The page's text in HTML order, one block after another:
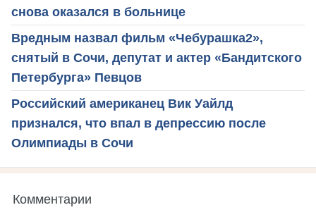
снова оказался в больнице
Вредным назвал фильм «Чебурашка2»,
снятый в Сочи, депутат и актер «Бандитского
Петербурга» Певцов
Российский американец Вик Уайлд
признался, что впал в депрессию после
Олимпиады в Сочи
Комментарии